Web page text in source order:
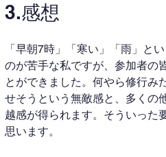
3.感想
「早朝7時」「寒い」「雨」と
のが苦手な私ですが、参加者の
とができました。何やら修行み
せそうという無敵感と、多くの
越感が得られます。そういった
思います。